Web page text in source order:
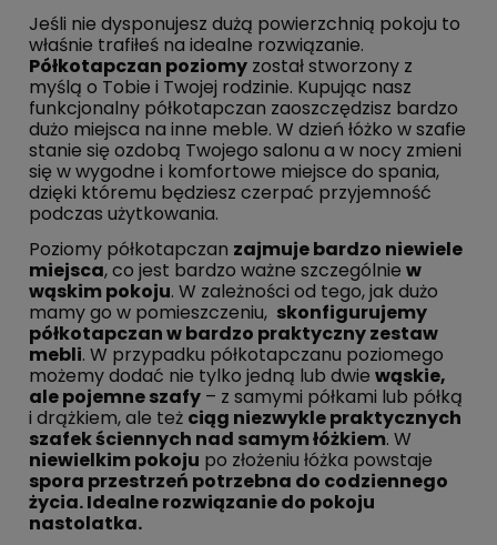
Jeśli nie dysponujesz dużą powierzchnią pokoju to
właśnie trafiłeś na idealne rozwiązanie.
Półkotapczan poziomy został stworzony z
myślą o Tobie i Twojej rodzinie. Kupując nasz
funkcjonalny półkotapczan zaoszczędzisz bardzo
dużo miejsca na inne meble. W dzień łóżko w szafie
stanie się ozdobą Twojego salonu a w nocy zmieni
się w wygodne i komfortowe miejsce do spania,
dzięki któremu będziesz czerpać przyjemność
podczas użytkowania.
Poziomy półkotapczan zajmuje bardzo niewiele
miejsca, co jest bardzo ważne szczególnie w
wąskim pokoju. W zależności od tego, jak dużo
mamy go w pomieszczeniu, skonfigurujemy
półkotapczan w bardzo praktyczny zestaw
mebli. W przypadku półkotapczanu poziomego
możemy dodać nie tylko jedną lub dwie wąskie,
ale pojemne szafy – z samymi półkami lub półką
i drążkiem, ale też ciąg niezwykle praktycznych
szafek ściennych nad samym łóżkiem. W
niewielkim pokoju po złożeniu łóżka powstaje
spora przestrzeń potrzebna do codziennego
życia. Idealne rozwiązanie do pokoju
nastolatka.